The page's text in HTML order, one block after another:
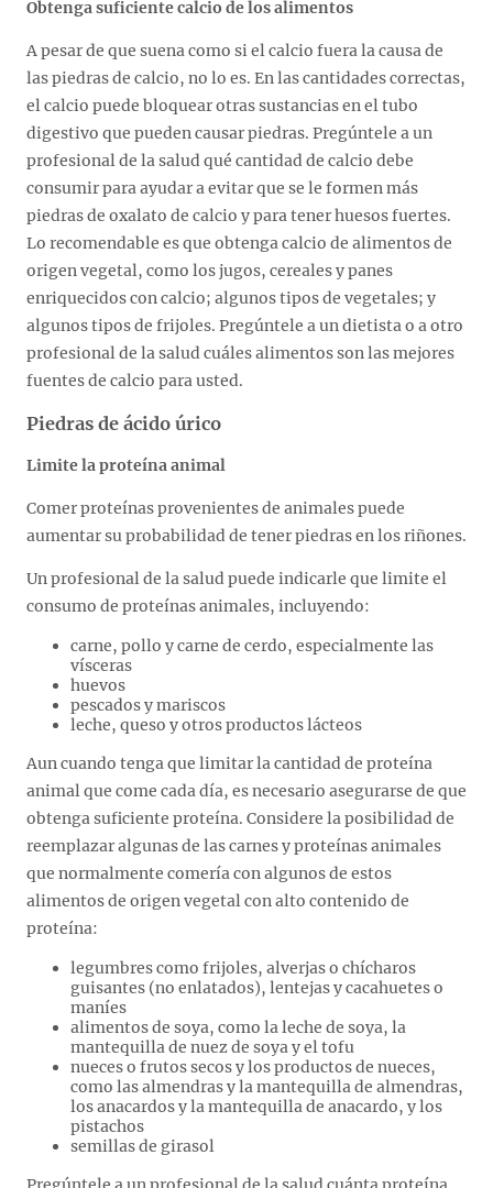
Obtenga suficiente calcio de los alimentos
A pesar de que suena como si el calcio fuera la causa de
las piedras de calcio, no lo es. En las cantidades correctas,
el calcio puede bloquear otras sustancias en el tubo
digestivo que pueden causar piedras. Pregúntele a un
profesional de la salud qué cantidad de calcio debe
consumir para ayudar a evitar que se le formen más
piedras de oxalato de calcio y para tener huesos fuertes.
Lo recomendable es que obtenga calcio de alimentos de
origen vegetal, como los jugos, cereales y panes
enriquecidos con calcio; algunos tipos de vegetales; y
algunos tipos de frijoles. Pregúntele a un dietista o a otro
profesional de la salud cuáles alimentos son las mejores
fuentes de calcio para usted.
Piedras de ácido úrico
Limite la proteína animal
Comer proteínas provenientes de animales puede
aumentar su probabilidad de tener piedras en los riñones.
Un profesional de la salud puede indicarle que limite el
consumo de proteínas animales, incluyendo:
carne, pollo y carne de cerdo, especialmente las
vísceras
huevos
pescados y mariscos
leche, queso y otros productos lácteos
Aun cuando tenga que limitar la cantidad de proteína
animal que come cada día, es necesario asegurarse de que
obtenga suficiente proteína. Considere la posibilidad de
reemplazar algunas de las carnes y proteínas animales
que normalmente comería con algunos de estos
alimentos de origen vegetal con alto contenido de
proteína:
legumbres como frijoles, alverjas o chícharos
guisantes (no enlatados), lentejas y cacahuetes o
maníes
alimentos de soya, como la leche de soya, la
mantequilla de nuez de soya y el tofu
nueces o frutos secos y los productos de nueces,
como las almendras y la mantequilla de almendras,
los anacardos y la mantequilla de anacardo, y los
pistachos
semillas de girasol